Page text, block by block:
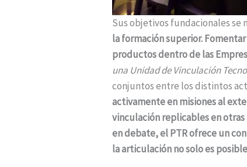
Sus objetivos fundacionales
la formación superior.
productos dentro de las
una Unidad de Vinculación
conjuntos entre los distintos
activamente en misiones al
vinculación replicables en otras
en debate, el PTR ofrece un
la articulación no solo es